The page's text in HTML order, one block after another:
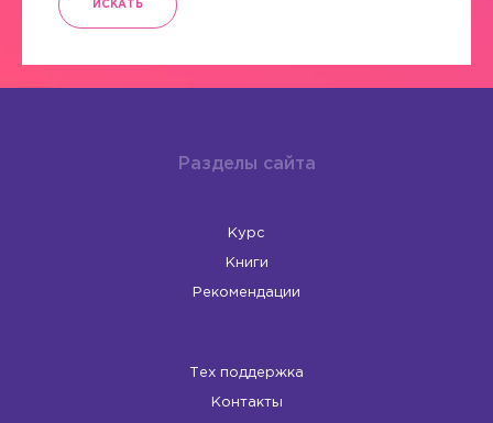
ИСКАТЬ
Разделы сайта
Курс
Книги
Рекомендации
Тех поддержка
Контакты